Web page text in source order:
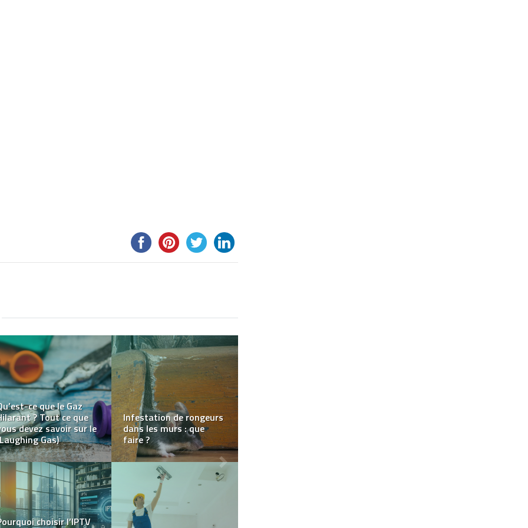
trouver les
greniers et
pour vendre
objets d’occasion ?
Tout ce qu’il faut savoir
sur le système de
sécurité des casinos en
ligne